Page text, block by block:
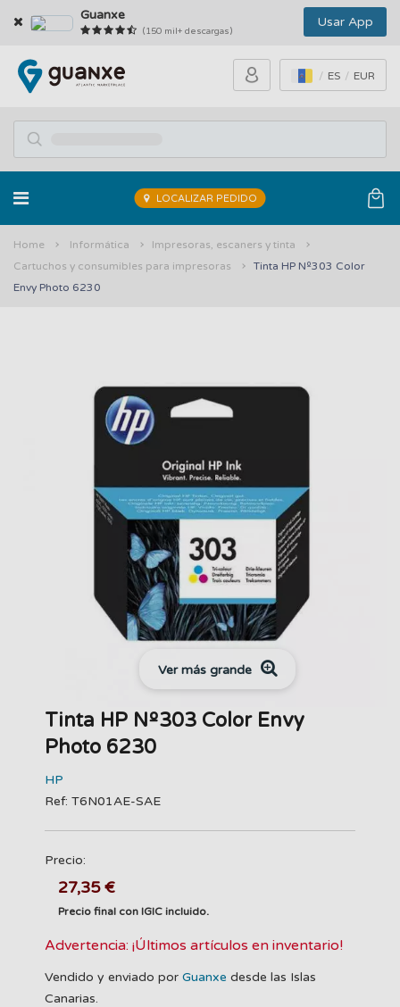
Guanxe
(150 mil+ descargas)
Usar App
ES EUR
LOCALIZAR PEDIDO
Home Informática
Impresoras, escaners y tinta
Cartuchos y consumibles para impresoras
Tinta HP Nº303 Color
Envy Photo 6230
Ver más grande
Tinta HP Nº303 Color Envy
Photo 6230
HP
Ref: T6N01AE-SAE
Precio:
27,35 €
Precio final con IGIC incluido.
Advertencia: ¡Últimos artículos en inventario!
Vendido y enviado por Guanxe desde las Islas
Canarias.